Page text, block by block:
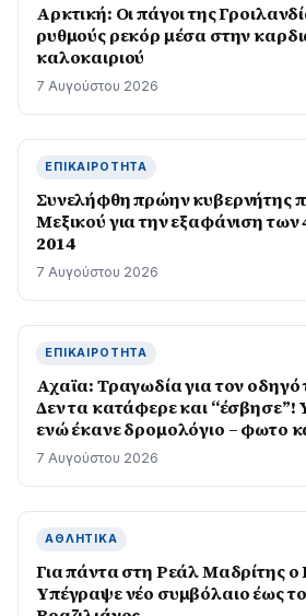
Αρκτική: Οι πάγοι της
ρυθμούς ρεκόρ μέσα στην
καλοκαιριού
7 Αυγούστου 2026
ΕΠΙΚΑΙΡΌΤΗΤΑ
Συνελήφθη πρώην κυβερνήτης
Μεξικού για την εξαφάνιση των
2014
7 Αυγούστου 2026
ΕΠΙΚΑΙΡΌΤΗΤΑ
Αχαϊα: Τραγωδία για τον
Δεν τα κατάφερε και
ενώ έκανε δρομολόγιο – φωτο
7 Αυγούστου 2026
ΑΘΛΗΤΙΚΆ
Για πάντα στη Ρεάλ Μαδρίτης ο
Yπέγραψε νέο συμβόλαιο έως